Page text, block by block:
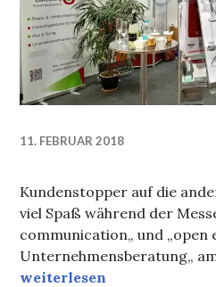
11. FEBRUAR 2018
Kundenstopper auf die
viel Spaß während der
communication„ und „open
Unternehmensberatung„
Cartoon am Messestand
weiterlesen